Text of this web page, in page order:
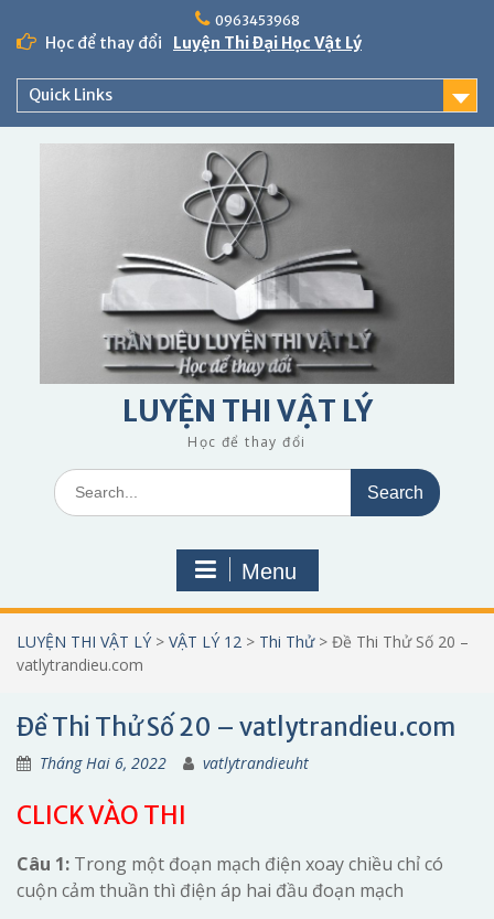
content
0963453968
Học để thay đổi Luyện Thi Đại Học Vật Lý
Quick Links
LUYỆN THI VẬT LÝ
Học để thay đổi
Search
for:
Menu
LUYỆN THI VẬT LÝ > VẬT LÝ 12 > Thi Thử> Đề Thi Thử Số 20 –
vatlytrandieu.com
Đề Thi Thử Số 20 – vatlytrandieu.com
Tháng Hai 6, 2022 vatlytrandieuht
CLICK VÀO THI
Câu 1: Trong một đoạn mạch điện xoay chiều chỉ có
cuộn cảm thuần thì điện áp hai đầu đoạn mạch